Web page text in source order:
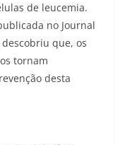
de leucemia.
no Journal
que, os
tornam
desta